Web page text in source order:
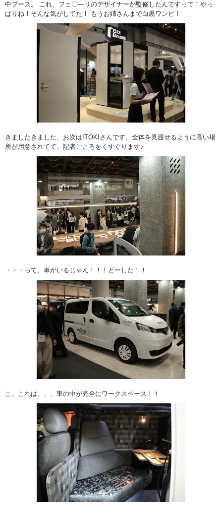
中ブース。 これ、フェ〇―リのデザイナーが監修したんですって！やっ
ぱりね！そんな気がしてた！ もうお姉さんまで白黒ワンピ！
きましたきました、お次はITOKIさんです。全体を見渡せるように高い場
所が用意されてて、記者ごころをくすぐります♪
・・・って、車がいるじゃん！！！どーした！！
こ、これは、、、車の中が完全にワークスペース！！